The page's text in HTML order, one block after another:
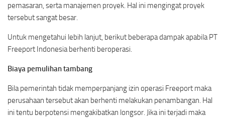
pemasaran, serta manajemen proyek. Hal ini mengingat proyek
tersebut sangat besar.
Untuk mengetahui lebih lanjut, berikut beberapa dampak apabila PT
Freeport Indonesia berhenti beroperasi.
Biaya pemulihan tambang
Bila pemerintah tidak memperpanjang izin operasi Freeport maka
perusahaan tersebut akan berhenti melakukan penambangan. Hal
ini tentu berpotensi mengakibatkan longsor. Jika ini terjadi maka